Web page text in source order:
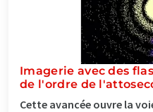
Imagerie avec des
de l'ordre de
Cette avancée ouvre la